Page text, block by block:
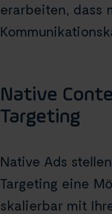
erarbeiten, dass
Native
Targeting
Native Ads
Targeting eine
skalierbar mit